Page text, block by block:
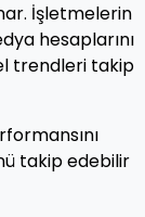
İşletmelerin
hesaplarını
trendleri takip
takip edebilir